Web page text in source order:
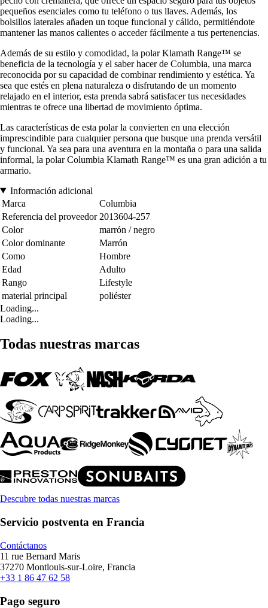
pequeños esenciales como tu teléfono o tus llaves. Además, los
bolsillos laterales añaden un toque funcional y cálido, permitiéndote
mantener las manos calientes o acceder fácilmente a tus pertenencias.
Además de su estilo y comodidad, la polar Klamath Range™ se
beneficia de la tecnología y el saber hacer de Columbia, una marca
reconocida por su capacidad de combinar rendimiento y estética. Ya
sea que estés en plena naturaleza o disfrutando de un momento
relajado en el interior, esta prenda sabrá satisfacer tus necesidades
mientras te ofrece una libertad de movimiento óptima.
Las características de esta polar la convierten en una elección
imprescindible para cualquier persona que busque una prenda versátil
y funcional. Ya sea para una aventura en la montaña o para una salida
informal, la polar Columbia Klamath Range™ es una gran adición a tu
armario.
Información adicional
Marca
Columbia
Referencia del proveedor 2013604-257
Color
marrón / negro
Color dominante
Marrón
Como
Hombre
Edad
Adulto
Rango
Lifestyle
material principal
poliéster
Loading...
Loading...
Todas nuestras marcas
Descubre todas nuestras marcas
Servicio postventa en Francia
Contáctanos
11 rue Bernard Maris
37270 Montlouis-sur-Loire, Francia
+33 1 86 47 62 58
Pago seguro